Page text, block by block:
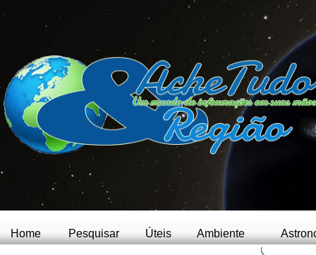
Home Pesquisar Úteis Ambiente